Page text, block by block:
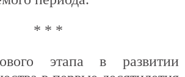
* * *
этапа в развитии